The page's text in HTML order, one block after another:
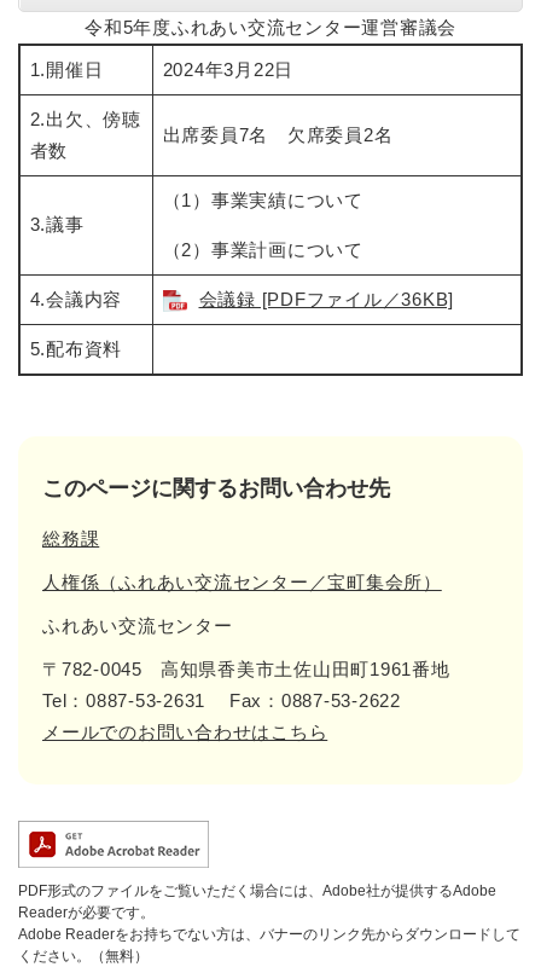
令和5年度ふれあい交流センター運営審議会
1.開催日 2024年3月22日
2.出欠、傍聴
者数
出席委員7名 欠席委員2名
3.議事
（1）事業実績について
（2）事業計画について
4.会議内容 会議録 [PDFファイル／36KB]
5.配布資料
このページに関するお問い合わせ先
総務課
人権係（ふれあい交流センター／宝町集会所）
ふれあい交流センター
〒782-0045
高知県香美市土佐山田町1961番地
Tel：0887-53-2631
Fax：0887-53-2622
メールでのお問い合わせはこちら
PDF形式のファイルをご覧いただく場合には、Adobe社が提供するAdobe
Readerが必要です。
Adobe Readerをお持ちでない方は、バナーのリンク先からダウンロードして
ください。（無料）